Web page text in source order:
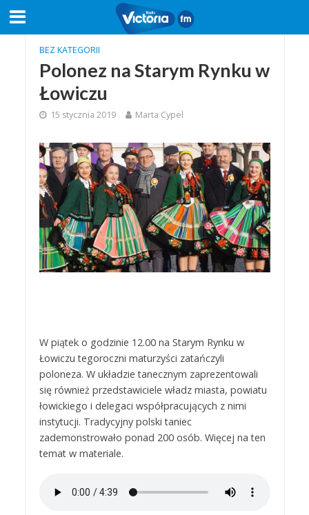
BEZ KATEGORII
Polonez na Starym Rynku w
Łowiczu
15 stycznia 2019 Marta Cypel
W piątek o godzinie 12.00 na Starym Rynku w
Łowiczu tegoroczni maturzyści zatańczyli
poloneza. W układzie tanecznym zaprezentowali
się również przedstawiciele władz miasta, powiatu
łowickiego i delegaci współpracujących z nimi
instytucji. Tradycyjny polski taniec
zademonstrowało ponad 200 osób. Więcej na ten
temat w materiale.